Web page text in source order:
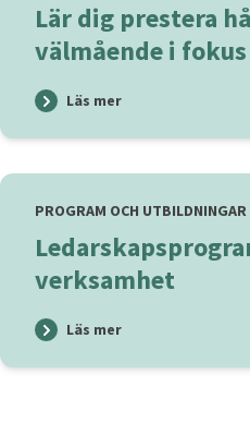
Lär dig prestera
välmående i fokus
Läs mer
PROGRAM OCH UTBILDNINGAR
verksamhet
Läs mer